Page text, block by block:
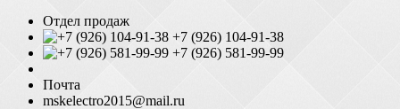
Отдел продаж
+7 (926) 104-91-38
+7 (926) 581-99-99
Почта
mskelectro2015@mail.ru